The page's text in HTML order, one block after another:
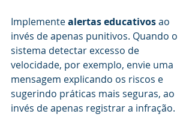
Implemente alertas educativos ao
invés de apenas punitivos. Quando o
sistema detectar excesso de
velocidade, por exemplo, envie uma
mensagem explicando os riscos e
sugerindo práticas mais seguras, ao
invés de apenas registrar a infração.